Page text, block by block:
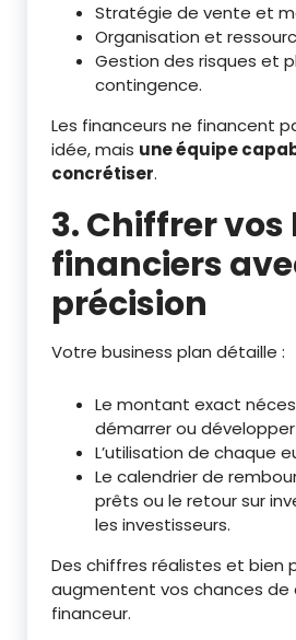
Stratégie de vente et
Organisation et
Gestion des risques et
contingence.
Les financeurs ne financent
idée, mais une équipe
concrétiser.
3. Chiffrer vos
financiers
précision
Votre business plan détaille :
Le montant exact
démarrer ou développer
L’utilisation de chaque
Le calendrier de
prêts ou le retour sur
les investisseurs.
Des chiffres réalistes et bien
augmentent vos chances de
financeur.